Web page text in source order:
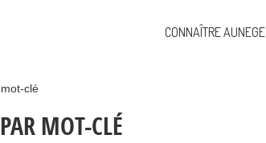
CONNAÎTRE AUNEGE
clé
MOT-CLÉ